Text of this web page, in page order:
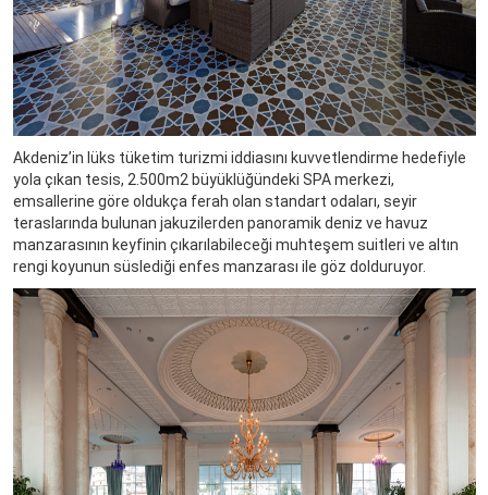
Akdeniz’in lüks tüketim turizmi iddiasını kuvvetlendirme hedefiyle
yola çıkan tesis, 2.500m2 büyüklüğündeki SPA merkezi,
emsallerine göre oldukça ferah olan standart odaları, seyir
teraslarında bulunan jakuzilerden panoramik deniz ve havuz
manzarasının keyfinin çıkarılabileceği muhteşem suitleri ve altın
rengi koyunun süslediği enfes manzarası ile göz dolduruyor.